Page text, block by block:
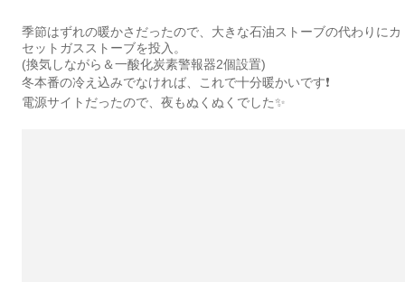
季節はずれの暖かさだったので、大きな石油ストーブの代わりにカ
セットガスストーブを投入。
(換気しながら＆一酸化炭素警報器2個設置)
冬本番の冷え込みでなければ、これで十分暖かいです❗
電源サイトだったので、夜もぬくぬくでした✨️